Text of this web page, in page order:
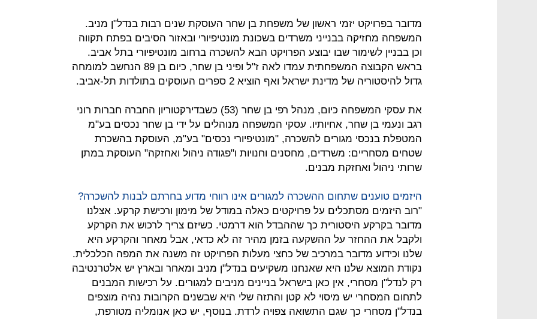
מדובר בפרויקט יזמי ראשון של משפחת בן שחר העוסקת שנים רבות בנדל"ן מניב.
המשפחה מחזיקה בבנייני משרדים בשכונת מונטיפיורי ובאזור הסיבים בפתח תקווה
וכן בבניין לשימור שבו יבוצע הפרויקט הבא להשכרה ברחוב מונטיפיורי בתל אביב.
בראש הקבוצה המשפחתית עמדו לאה ז"ל ופיני בן שחר, כיום בן 89 הנחשב למומחה
גדול להיסטוריה של מדינת ישראל ואף הוציא 2 ספרים העוסקים בתולדות תל-אביב.
את עסקי המשפחה כיום, מנהל רפי בן שחר (53) כשבדירקטוריון החברה חברות רוני
רגב ונעמי בן שחר, אחיותיו. עסקי המשפחה מנוהלים על ידי בן שחר נכסים בע"מ
המטפלת בנכסי מגורים להשכרה, "מונטיפיורי נכסים" בע"מ, העוסקת בהשכרת
שטחים מסחריים: משרדים, מחסנים וחנויות ו"פגודה ניהול ואחזקה" העוסקת במתן
שרותי ניהול ואחזקת מבנים.
היזמים טוענים שתחום ההשכרה למגורים אינו רווחי מדוע בחרתם לבנות להשכרה?
"רוב היזמים מסתכלים על פרויקטים כאלה במודל של מימון ורכישת קרקע. אצלנו
מדובר בקרקע היסטורית כך שההבדל הוא דרמטי. כשיזם צריך לרכוש את הקרקע
ולקבל את ההחזר על ההשקעה בזמן מהיר זה לא כדאי, אבל מאחר והקרקע היא
שלנו וכידוע מדובר במרכיב של כחצי מעלות הפרויקט זה משנה את המפה הכלכלית.
נקודת המוצא שלנו היא שאנחנו משקיעים בנדל"ן מניב ומאחר ובארץ יש אלטרנטיבה
רק לנדל"ן מסחרי, אין כאן בישראל בניינים מניבים למגורים. על רכישות המבנים
לתחום המסחרי יש מיסוי לא קטן והתזה שלי היא שבשנים הקרובות נהיה מוצפים
בנדל"ן מסחרי כך שגם התשואה צפויה לרדת. בנוסף, יש כאן אנומליה מטורפת,